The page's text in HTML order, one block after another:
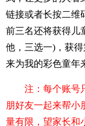
链接或者长按二维
前三名还将获得儿
他，三选一)，获
来为我的彩色童年
注：每个账号
朋好友一起来帮小
量有限，望家长和